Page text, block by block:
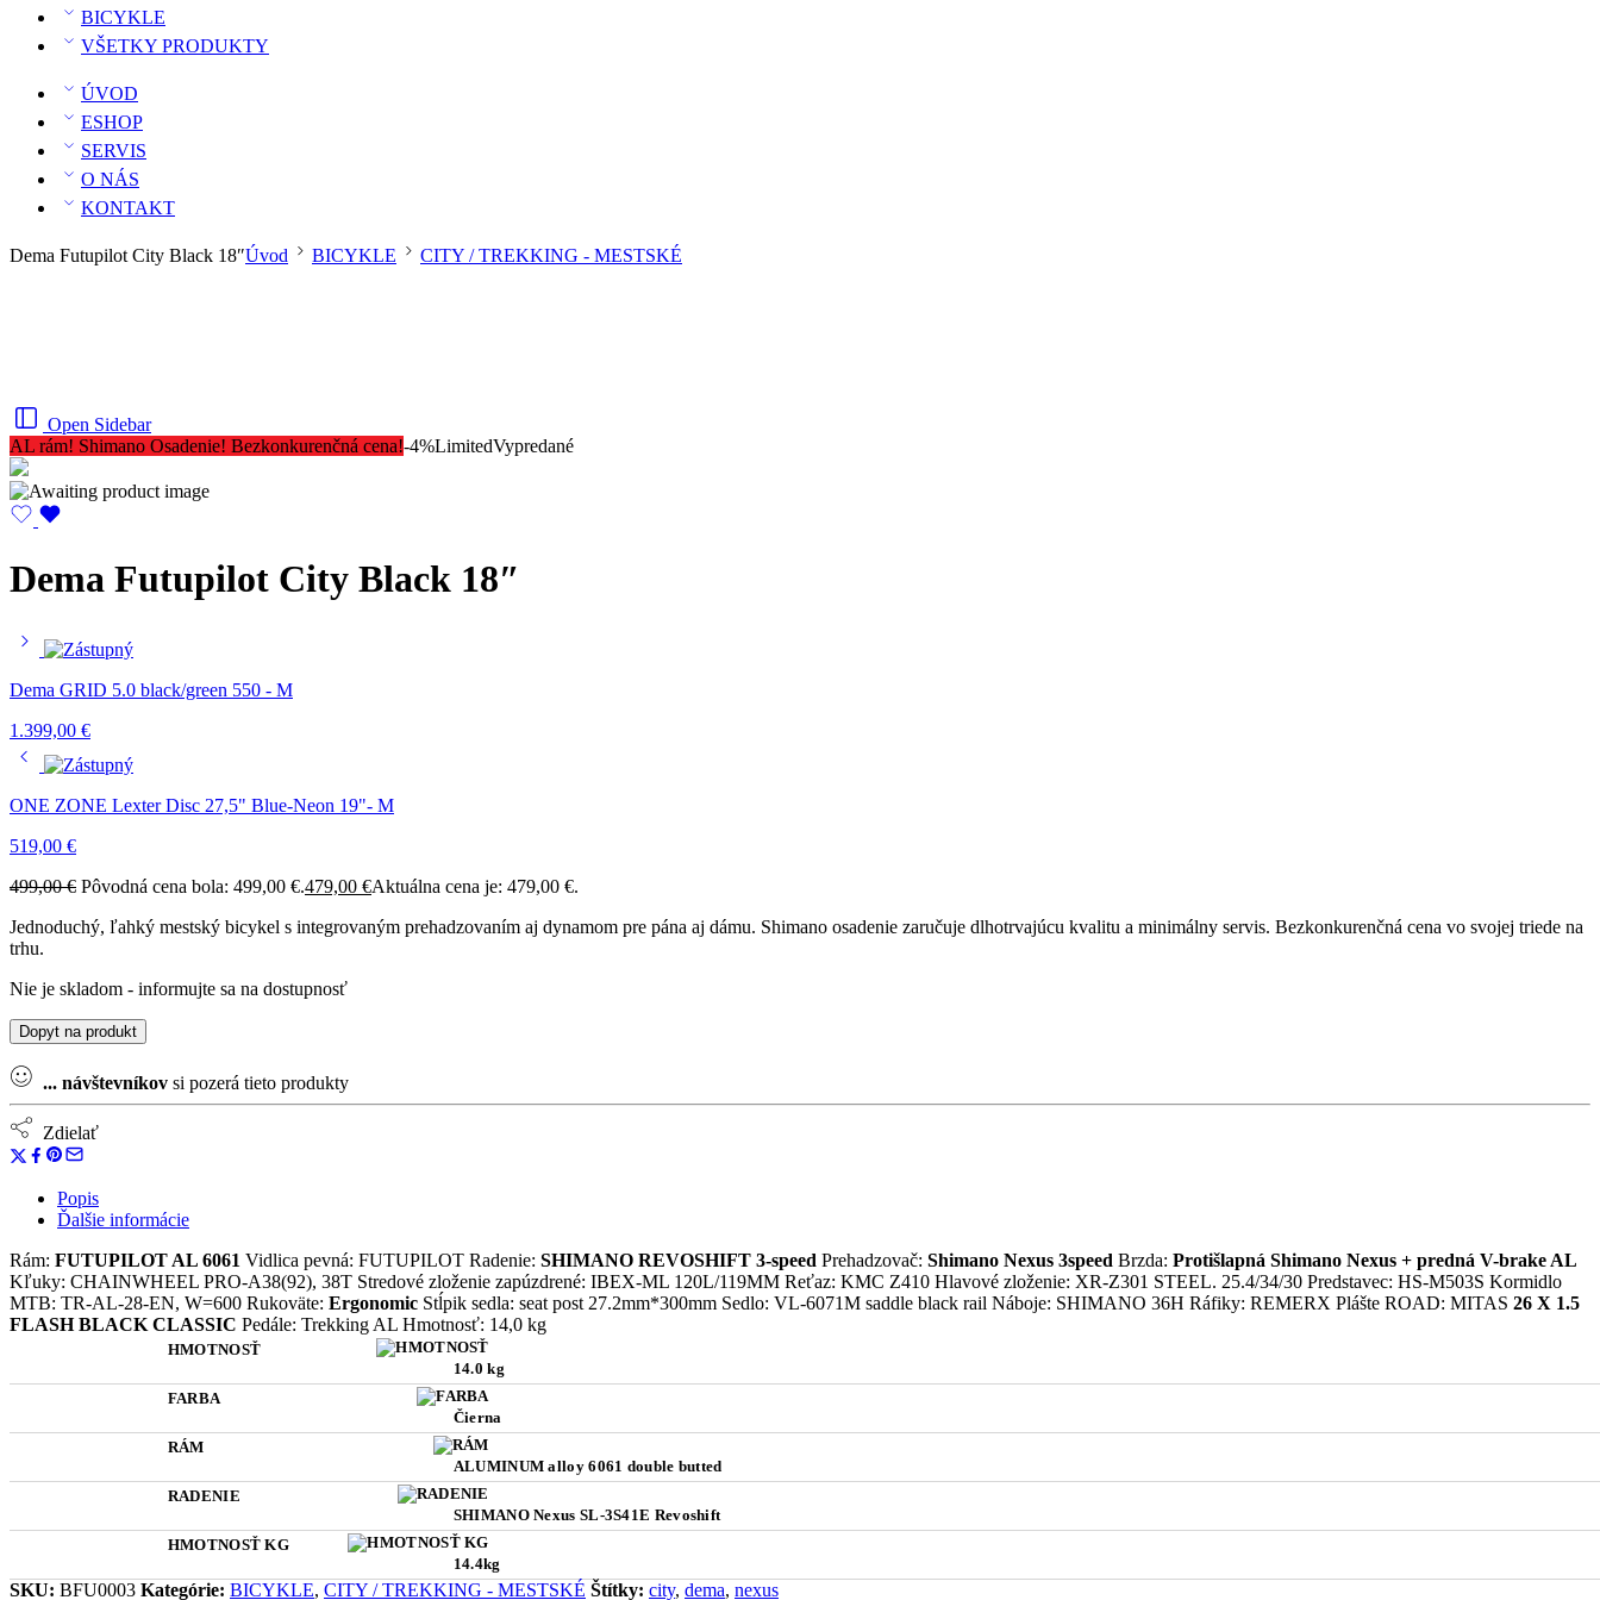
BICYKLE
VŠETKY PRODUKTY
ÚVOD
ESHOP
SERVIS
O NÁS
KONTAKT
Dema Futupilot City Black 18″Úvod BICYKLE CITY / TREKKING - MESTSKÉ
Open Sidebar
AL rám! Shimano Osadenie! Bezkonkurenčná cena!-4%LimitedVypredané
Dema Futupilot City Black 18″
Dema GRID 5.0 black/green 550 - M
1.399,00 €
ONE ZONE Lexter Disc 27,5" Blue-Neon 19"- M
519,00 €
499,00€ Pôvodná cena bola: 499,00 €.479,00 €Aktuálna cena je: 479,00 €.
Jednoduchý, ľahký mestský bicykel s integrovaným prehadzovaním aj dynamom pre pána aj dámu. Shimano osadenie zaručuje dlhotrvajúcu kvalitu a minimálny servis. Bezkonkurenčná cena vo svojej triede na
trhu.
Nie je skladom - informujte sa na dostupnosť
Dopyt na produkt
... návštevníkov si pozerá tieto produkty
Zdielať
Popis
Ďalšie informácie
Rám: FUTUPILOT AL 6061 Vidlica pevná: FUTUPILOT Radenie: SHIMANO REVOSHIFT 3-speed Prehadzovač: Shimano Nexus 3speed Brzda: Protišlapná Shimano Nexus + predná V-brake AL
Kľuky: CHAINWHEEL PRO-A38(92), 38T Stredové zloženie zapúzdrené: IBEX-ML 120L/119MM Reťaz: KMC Z410 Hlavové zloženie: XR-Z301 STEEL. 25.4/34/30 Predstavec: HS-M503S Kormidlo
MTB: TR-AL-28-EN, W=600 Rukoväte: Ergonomic Stĺpik sedla: seat post 27.2mm*300mm Sedlo: VL-6071M saddle black rail Náboje: SHIMANO 36H Ráfiky: REMERX Plášte ROAD: MITAS 26 X 1.5
FLASH BLACK CLASSIC Pedále: Trekking AL Hmotnosť: 14,0 kg
HMOTNOSŤ
14.0 kg
FARBA
Čierna
RÁM
ALUMINUM alloy 6061 double butted
RADENIE
SHIMANO Nexus SL-3S41E Revoshift
HMOTNOSŤ KG
14.4kg
SKU: BFU0003 Kategórie: BICYKLE, CITY / TREKKING - MESTSKÉ Štítky: city, dema, nexus